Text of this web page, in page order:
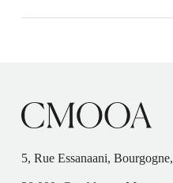
5, Rue Essanaani, Bourgogne,